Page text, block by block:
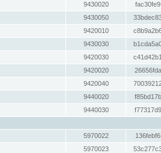
9430020
9430050
9420010
9430030
9420030
9420020
9420040
9440020
9440030
5970022
5970023